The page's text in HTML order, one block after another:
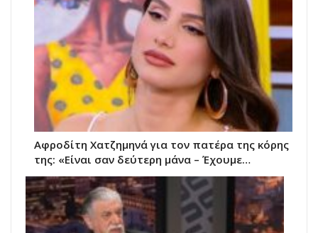
Αφροδίτη Χατζημηνά για τον πατέρα της κόρης
της: «Είναι σαν δεύτερη μάνα – Έχουμε…